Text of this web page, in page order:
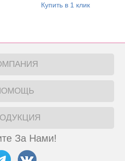
Купить в 1 клик
За Нами!